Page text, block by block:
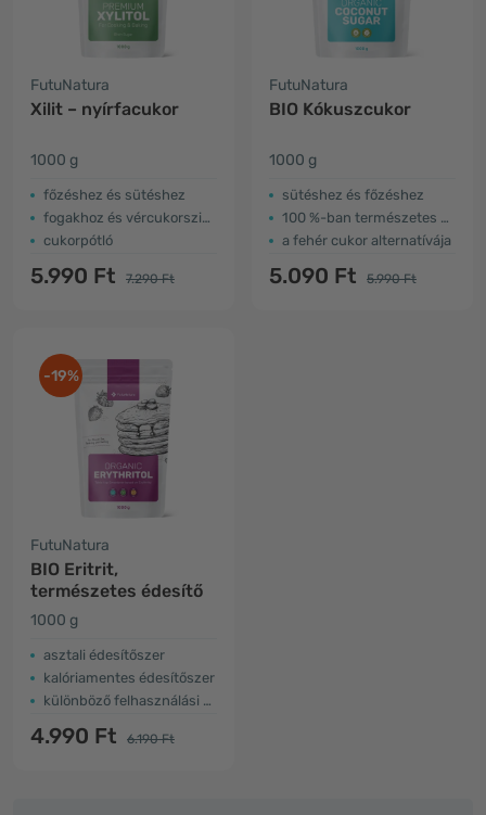
FutuNatura
Xilit – nyírfacukor
1000 g
főzéshez és sütéshez
fogakhoz és vércukorszinthez barátságos
cukorpótló
5.990 Ft 7.290 Ft
FutuNatura
BIO Kókuszcukor
1000 g
sütéshez és főzéshez
100 %-ban természetes édesítőszer
a fehér cukor alternatívája
5.090 Ft 5.990 Ft
-19%
FutuNatura
BIO Eritrit,
természetes édesítő
1000 g
asztali édesítőszer
kalóriamentes édesítőszer
különböző felhasználási módok
4.990 Ft 6.190 Ft